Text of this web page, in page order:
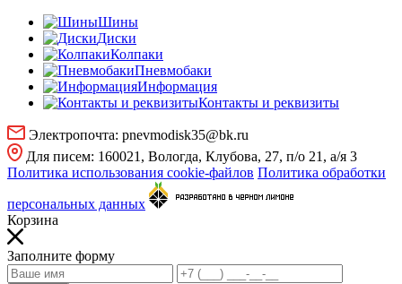
Шины
Диски
Колпаки
Пневмобаки
Информация
Контакты и реквизиты
Электропочта: pnevmodisk35@bk.ru
Для писем: 160021, Вологда, Клубова, 27, п/о 21, а/я 3
Политика использования cookie-файлов Политика обработки
персональных данных
Корзина
Заполните форму